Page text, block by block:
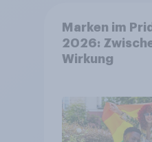
Marken im
2026:
Wirkung